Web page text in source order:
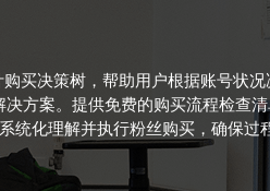
买决策树，帮助用户根据账号状
方案。提供免费的购买流程检查
化理解并执行粉丝购买，确保过